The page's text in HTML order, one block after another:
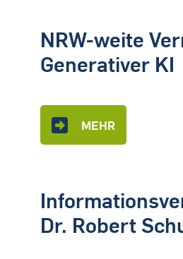
NRW-weite
Generativer KI
MEHR
Dr. Robert